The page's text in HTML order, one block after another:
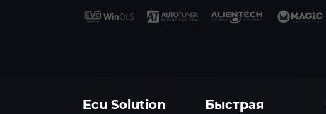
Ecu Solution
Быстрая